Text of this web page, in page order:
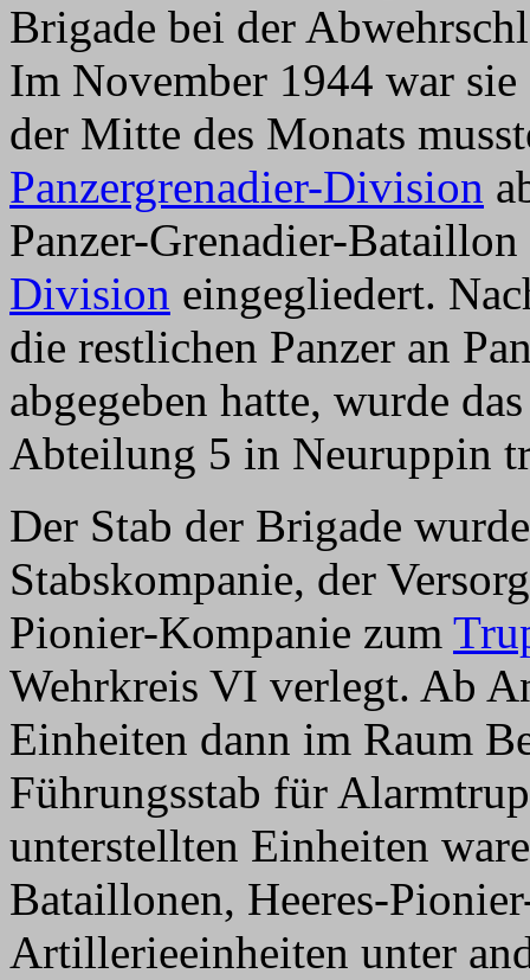
Brigade bei der
Im November 1944 war
der Mitte des Monats
Panzergrenadier-Division
Panzer-Grenadier-
Division eingegliedert.
die restlichen Panzer an
abgegeben hatte, wurde
Abteilung 5 in Neuruppin
Der Stab der Brigade
Stabskompanie, der
Pionier-Kompanie zum
Wehrkreis VI verlegt. Ab
Einheiten dann im Raum
Führungsstab für
unterstellten Einheiten
Bataillonen, Heeres-
Artillerieeinheiten unter